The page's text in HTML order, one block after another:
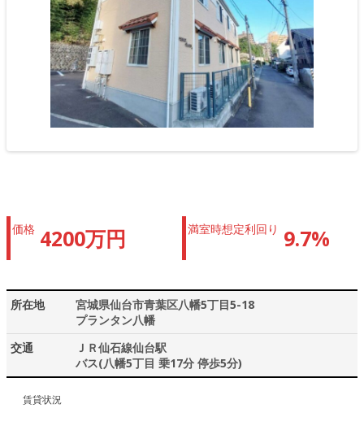
価格 4200万円 満室時想定利回り 9.7%
所在地
宮城県仙台市青葉区八幡5丁目5-18
プランタン八幡
交通
ＪＲ仙石線仙台駅
バス(八幡5丁目 乗17分 停歩5分)
賃貸状況